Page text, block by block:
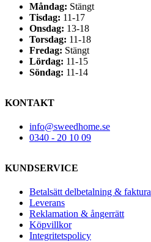
Måndag: Stängt
Tisdag: 11-17
Onsdag: 13-18
Torsdag: 11-18
Fredag: Stängt
Lördag: 11-15
Söndag: 11-14
KONTAKT
info@sweedhome.se
0340 - 20 10 09
KUNDSERVICE
Betalsätt delbetalning & faktura
Leverans
Reklamation & ångerrätt
Köpvillkor
Integritetspolicy